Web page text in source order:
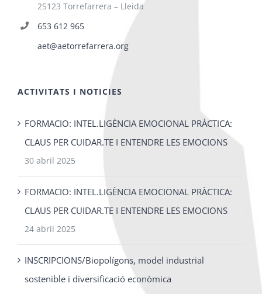
25123 Torrefarrera – Lleida
653 612 965
aet@aetorrefarrera.org
ACTIVITATS I NOTICIES
FORMACIO: INTEL.LIGÈNCIA EMOCIONAL PRÀCTICA:
CLAUS PER CUIDAR.TE I ENTENDRE LES EMOCIONS
30 abril 2025
FORMACIO: INTEL.LIGÈNCIA EMOCIONAL PRÀCTICA:
CLAUS PER CUIDAR.TE I ENTENDRE LES EMOCIONS
24 abril 2025
INSCRIPCIONS/Biopolígons, model industrial
sostenible i diversificació econòmica